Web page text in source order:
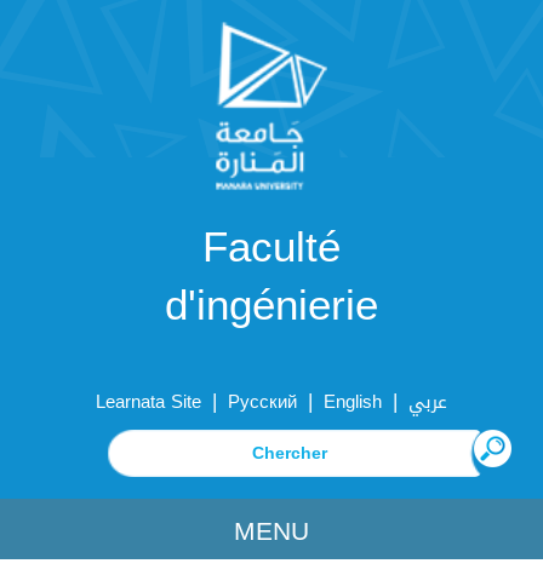
Faculté
d'ingénierie
Learnata Site | Русский | English | عربي
MENU